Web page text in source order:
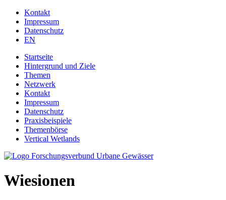
Jump to navigation
Kontakt
Impressum
Datenschutz
EN
Startseite
Hintergrund und Ziele
Themen
Netzwerk
Kontakt
Impressum
Datenschutz
Praxisbeispiele
Themenbörse
Vertical Wetlands
Wiesionen